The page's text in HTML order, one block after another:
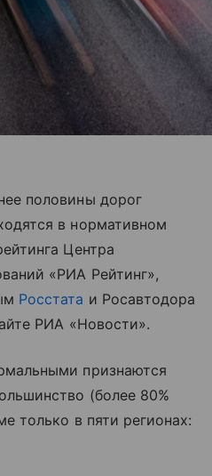
половины дорог
в нормативном
Центра
«РИА Рейтинг»,
Росстата и Росавтодора
РИА «Новости».
признаются
(более 80%
только в пяти регионах: